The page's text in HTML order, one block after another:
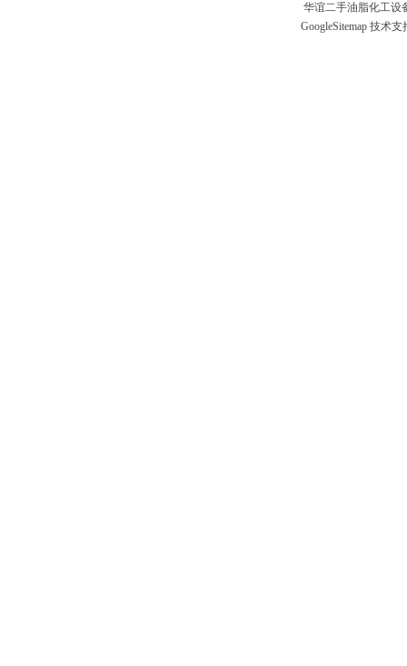
华谊二手油脂化工设
GoogleSitemap 技术支